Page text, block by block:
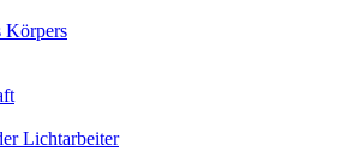
Körpers
Lichtarbeiter